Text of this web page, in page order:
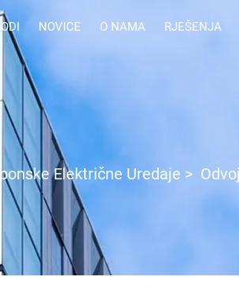
NOVICE O NAMA RJEŠENJA
Električne Uredaje >